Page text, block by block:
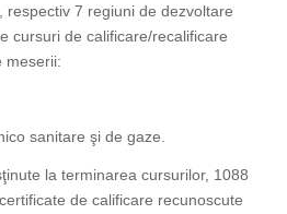
respectiv 7 regiuni de dezvoltare
cursuri de calificare/recalificare
meserii:
sanitare şi de gaze.
la terminarea cursurilor, 1088
de calificare recunoscute